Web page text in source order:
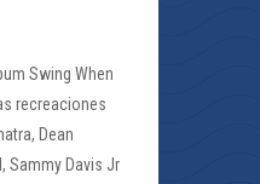
Swing When
recreaciones
Dean
Sammy Davis Jr